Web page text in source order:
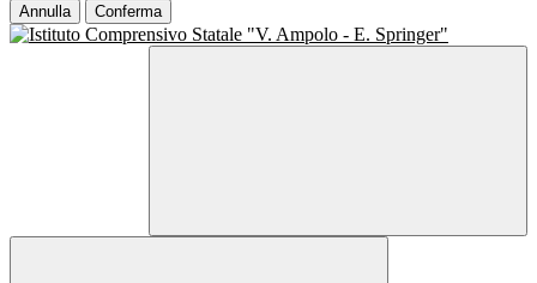
Annulla Conferma